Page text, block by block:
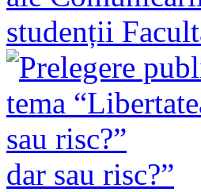
studenții
dar sau risc?”